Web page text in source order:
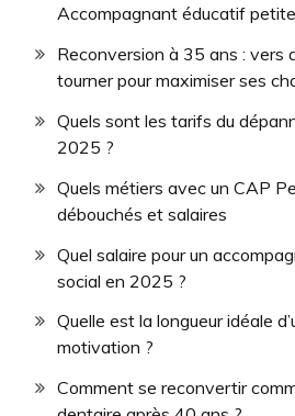
Accompagnant éducatif
Reconversion à 35 ans : vers
tourner pour maximiser ses
Quels sont les tarifs du
2025 ?
Quels métiers avec un CAP
débouchés et salaires
Quel salaire pour un
social en 2025 ?
Quelle est la longueur idéale
motivation ?
Comment se reconvertir